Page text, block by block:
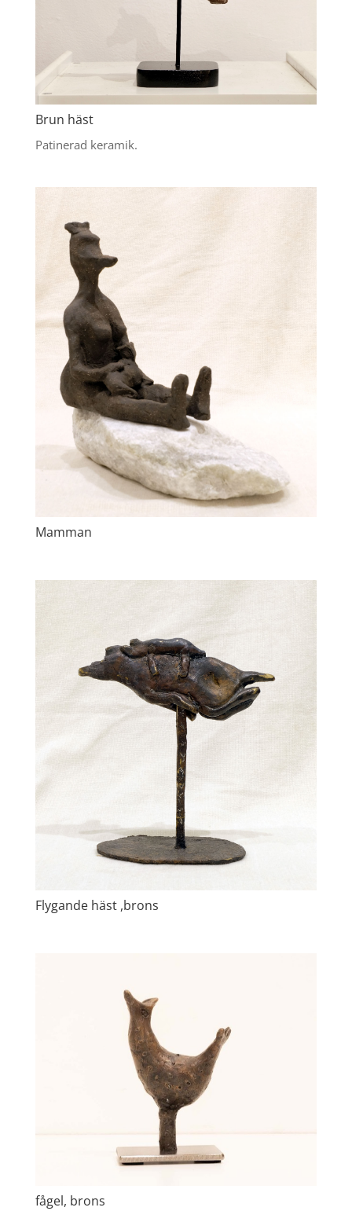
Brun häst
Patinerad keramik.
Mamman
Flygande häst ,brons
fågel, brons